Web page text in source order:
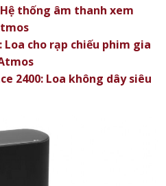
Hệ thống âm thanh xem
cho rạp chiếu phim gia
2400: Loa không dây siêu